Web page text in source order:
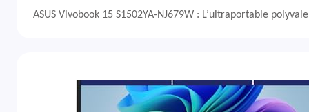
ASUS Vivobook 15 S1502YA-NJ679W : L’ultraportable